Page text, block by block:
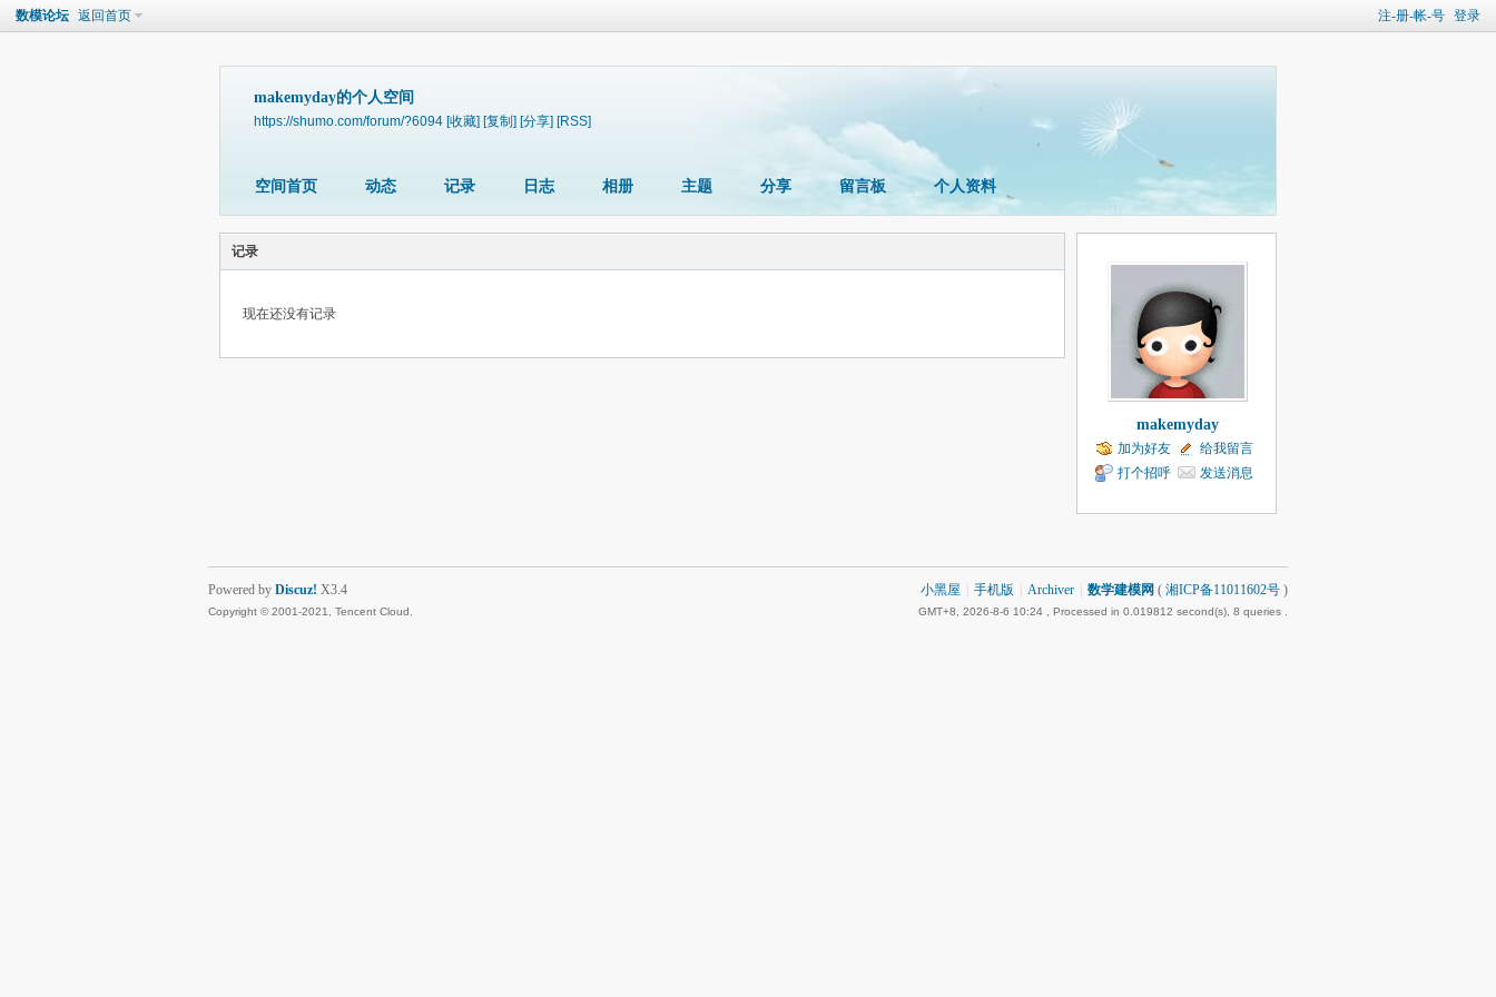
注-册-帐-号 登录
数模论坛 返回首页
makemyday的个人空间
https://shumo.com/forum/?6094 [收藏] [复制] [分享] [RSS]
空间首页 动态 记录 日志 相册 主题 分享 留言板 个人资料
记录
现在还没有记录
makemyday
加为好友
给我留言
打个招呼
发送消息
小黑屋 手机版 Archiver 数学建模网 ( 湘ICP备11011602号 )
GMT+8, 2026-8-6 10:24 , Processed in 0.019812 second(s), 8 queries .
Powered by Discuz! X3.4
Copyright © 2001-2021, Tencent Cloud.